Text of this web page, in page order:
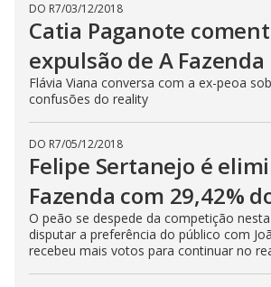
DO R7/03/12/2018
Catia Paganote
expulsão de A Fazenda
Flávia Viana conversa com a ex-peoa
confusões do reality
DO R7/05/12/2018
Felipe Sertanejo é
Fazenda com 29,42%
O peão se despede da competição
disputar a preferência do público com
recebeu mais votos para continuar no